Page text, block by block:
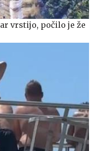
vrstijo, počilo je že